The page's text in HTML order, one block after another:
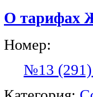
О тарифах
Номер:
№13 (291)